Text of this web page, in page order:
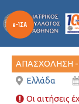
στο
περιεχόμενο
Κέρκυρα
/07/07/2026
ΑΠΑΣΧΟΛΗΣΗ -
Ελλάδα
Οι αιτήσεις